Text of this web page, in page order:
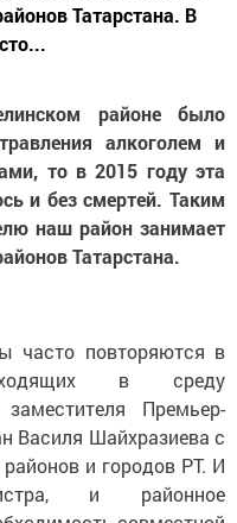
Татарстана. В
районе было
алкоголем и
то в 2015 году эта
и без смертей. Таким
наш район занимает
Татарстана.
часто повторяются в
в среду
Премьер-
Василя Шайхразиева с
и городов РТ. И
и районное